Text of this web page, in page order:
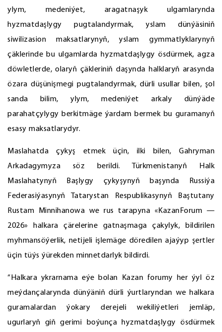
ylym, medeniýet, aragatnaşyk ulgamlarynda
hyzmatdaşlygy pugtalandyrmak, yslam dünýäsiniň
siwilizasion maksatlarynyň, yslam gymmatlyklarynyň
çäklerinde bu ulgamlarda hyzmatdaşlygy ösdürmek, agza
döwletlerde, olaryň çäkleriniň daşynda halklaryň arasynda
özara düşünişmegi pugtalandyrmak, dürli usullar bilen, şol
sanda bilim, ylym, medeniýet arkaly dünýäde
parahatçylygy berkitmäge ýardam bermek bu guramanyň
esasy maksatlarydyr.
Maslahatda çykyş etmek üçin, ilki bilen, Gahryman
Arkadagymyza söz berildi. Türkmenistanyň Halk
Maslahatynyň Başlygy çykyşynyň başynda Russiýa
Federasiýasynyň Tatarystan Respublikasynyň Baştutany
Rustam Minnihanowa we rus tarapyna «KazanForum —
2026» halkara çärelerine gatnaşmaga çakylyk, bildirilen
myhmansöýerlik, netijeli işlemäge döredilen ajaýyp şertler
üçin tüýs ýürekden minnetdarlyk bildirdi.
“Halkara ykrarnama eýe bolan Kazan forumy her ýyl öz
meýdançalarynda dünýäniň dürli ýurtlaryndan we halkara
guramalardan ýokary derejeli wekiliýetleri jemläp,
ugurlaryň giň gerimi boýunça hyzmatdaşlygy ösdürmek